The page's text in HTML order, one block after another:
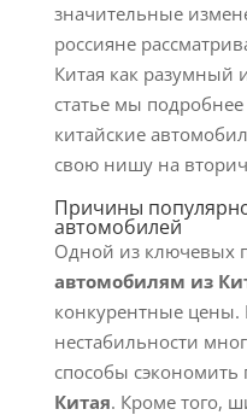
значительные
россияне
Китая как разумный
статье мы
китайские
свою нишу на
Причины
автомобилей
Одной из ключевых
автомобилям из
конкурентные цены.
нестабильности
способы сэкономить
Китая. Кроме того,